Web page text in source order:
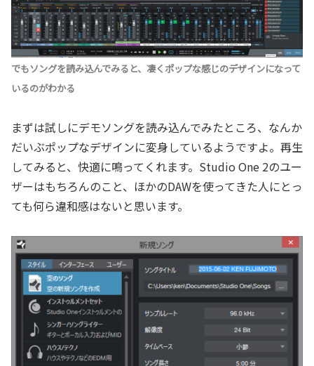
でもソングを読み込んでみると、凄くポップな感じのデザインになって
いるのがわかる
まずは試しにデモソングを読み込んでみたところ、なんか
だいぶポップなデザインに変身しているようですよ。再生
してみると、快適に鳴ってくれます。Studio One 2のユー
ザーはもちろんのこと、ほかのDAWを使ってきた人にとっ
ても何ら違和感はないと思います。